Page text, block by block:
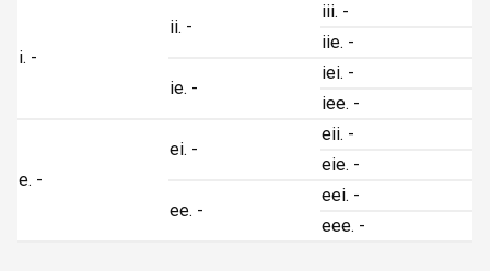
i. -
ii. -
iii. -
iie. -
ie. -
iei. -
iee. -
e. -
ei. -
eii. -
eie. -
ee. -
eei. -
eee. -